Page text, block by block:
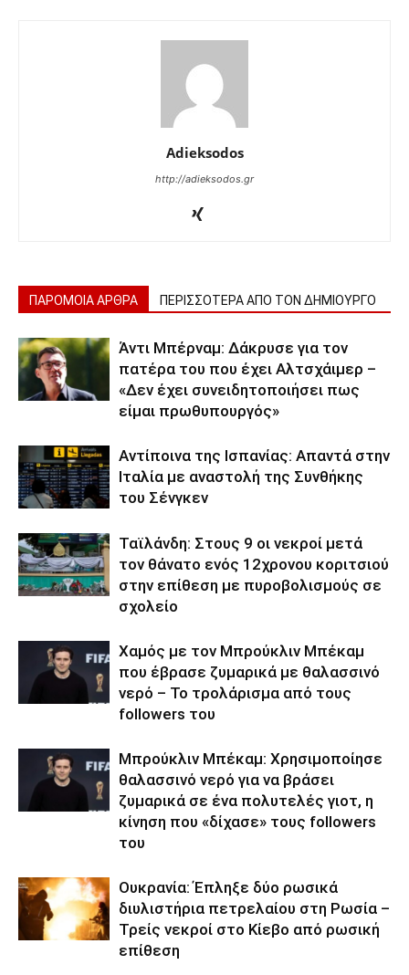
Adieksodos
http://adieksodos.gr
ΠΑΡΟΜΟΙΑ ΑΡΘΡΑ ΠΕΡΙΣΣΟΤΕΡΑ ΑΠΟ ΤΟΝ ΔΗΜΙΟΥΡΓΟ
Άντι Μπέρναμ: Δάκρυσε για τον
πατέρα του που έχει Αλτσχάιμερ –
«Δεν έχει συνειδητοποιήσει πως
είμαι πρωθυπουργός»
Αντίποινα της Ισπανίας: Απαντά στην
Ιταλία με αναστολή της Συνθήκης
του Σένγκεν
Ταϊλάνδη: Στους 9 οι νεκροί μετά
τον θάνατο ενός 12χρονου κοριτσιού
στην επίθεση με πυροβολισμούς σε
σχολείο
Χαμός με τον Μπρούκλιν Μπέκαμ
που έβρασε ζυμαρικά με θαλασσινό
νερό – Το τρολάρισμα από τους
followers του
Μπρούκλιν Μπέκαμ: Χρησιμοποίησε
θαλασσινό νερό για να βράσει
ζυμαρικά σε ένα πολυτελές γιοτ, η
κίνηση που «δίχασε» τους followers
του
Ουκρανία: Έπληξε δύο ρωσικά
διυλιστήρια πετρελαίου στη Ρωσία –
Τρείς νεκροί στο Κίεβο από ρωσική
επίθεση